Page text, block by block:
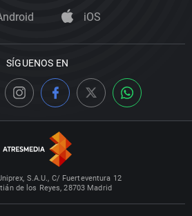
iOS
SÍGUENOS EN
S.A.U., C/ Fuerteventura 12
de los Reyes, 28703 Madrid